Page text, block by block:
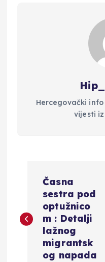
Hercegovački
vijesti
v
Časna
sestra pod
optužnico
m : Detalji
lažnog
migrantsk
og napada